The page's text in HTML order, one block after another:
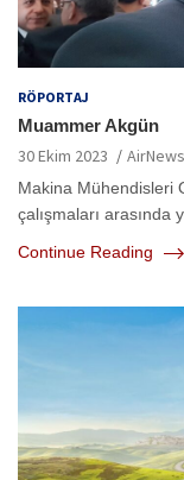
RÖPORTAJ
Muammer Akgün
30 Ekim 2023
Makina Mühendisleri
çalışmaları arasında
Continue Reading